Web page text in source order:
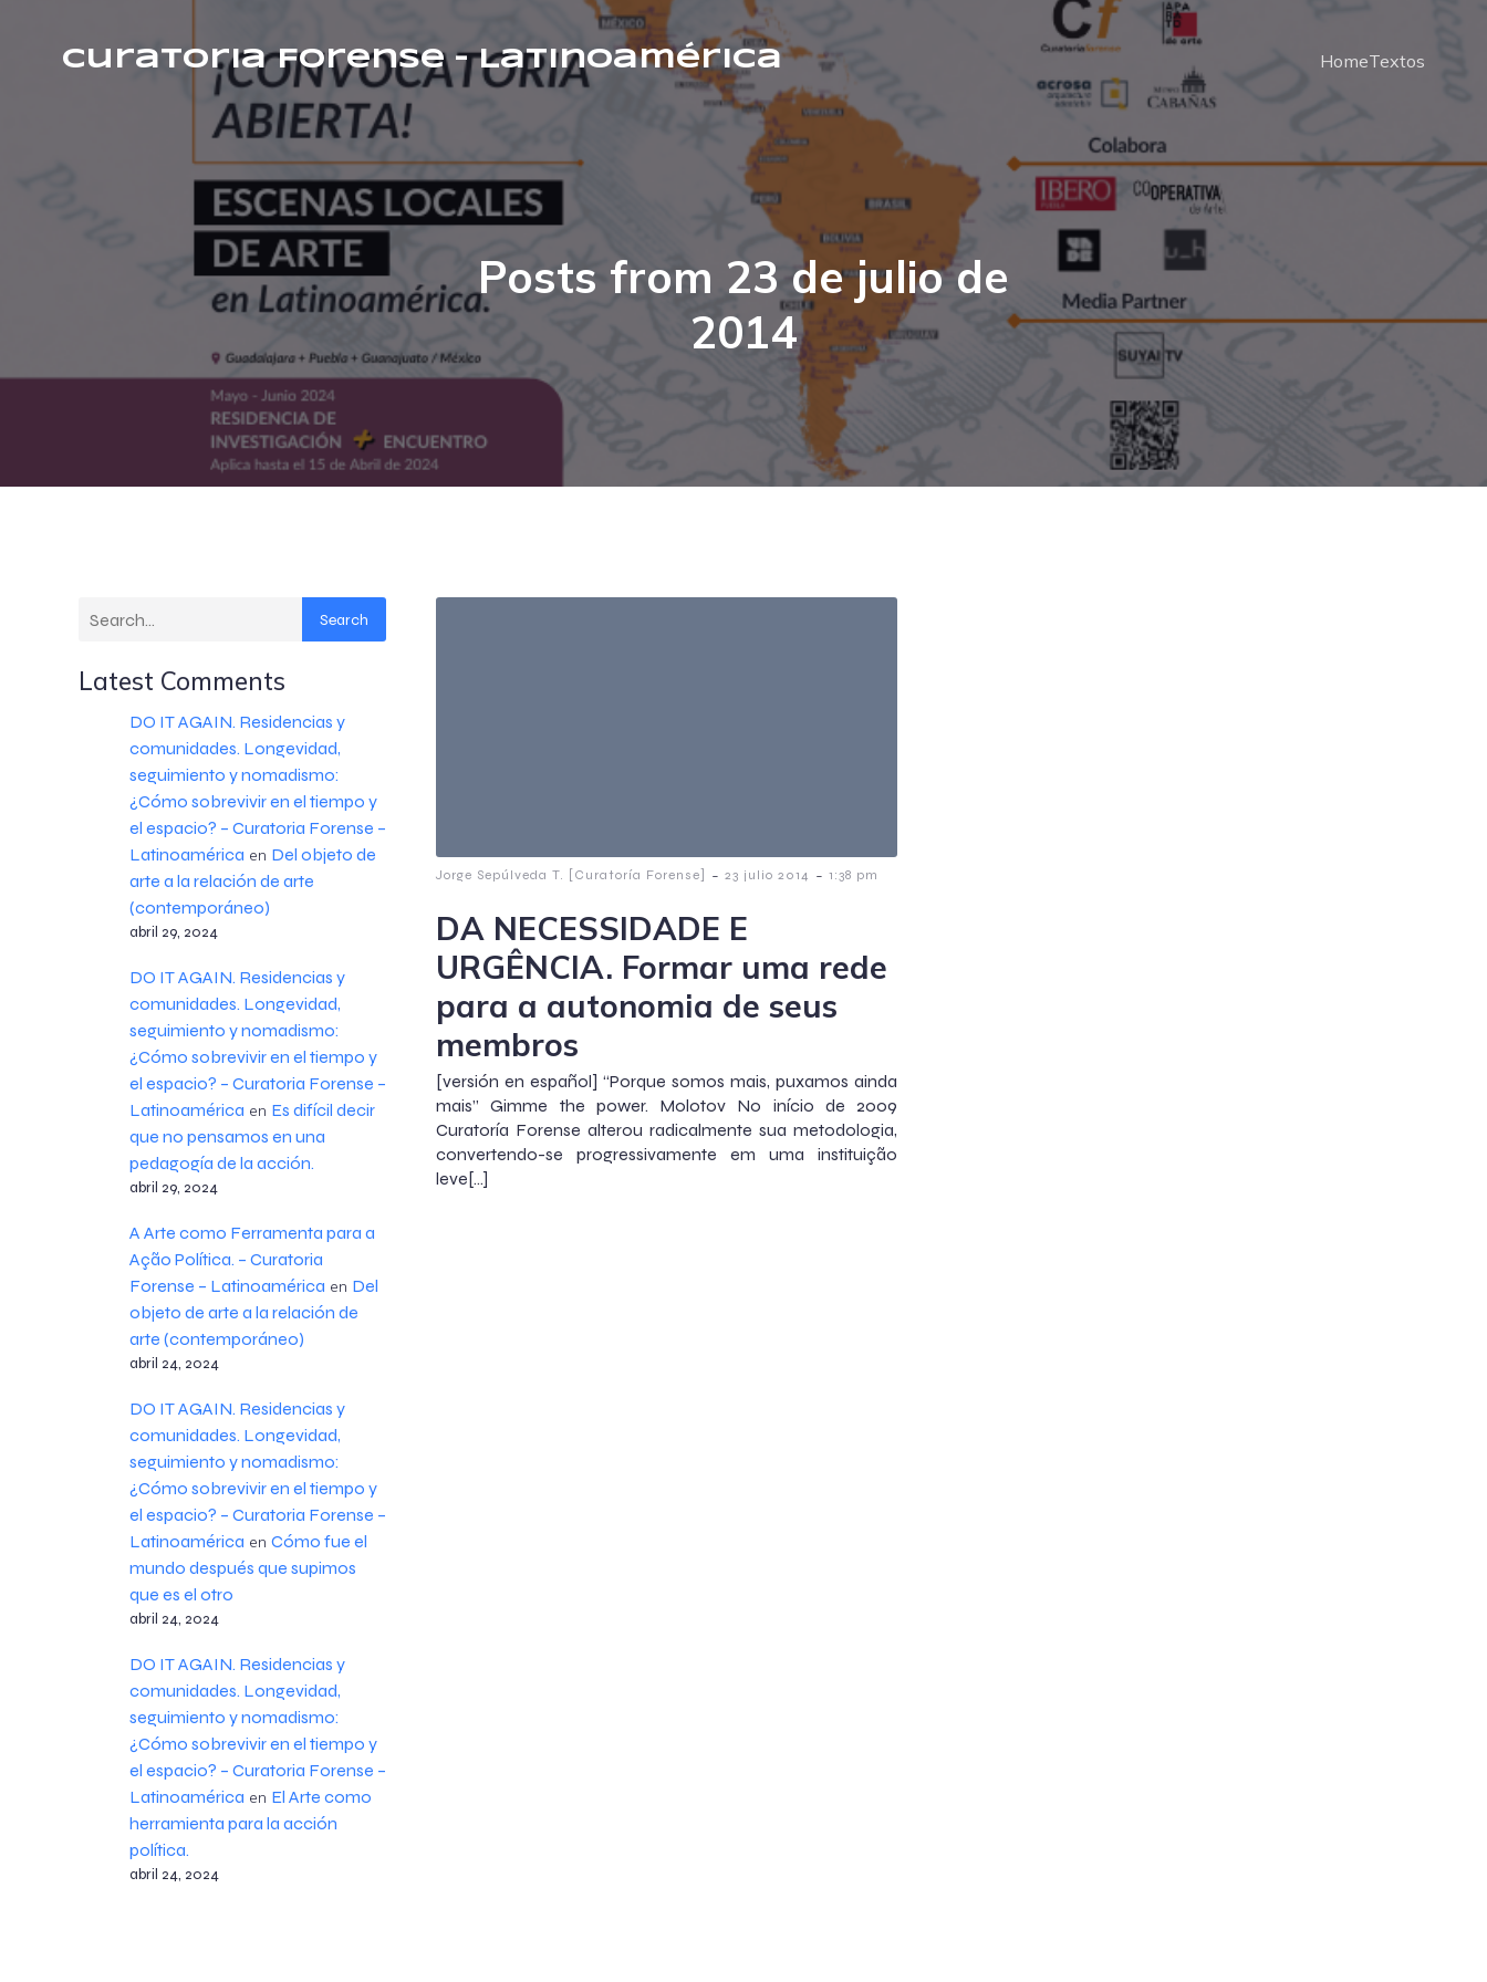
Curatoria Forense – Latinoamérica HomeTextos
Posts from 23 de julio de
2014
Search
Latest Comments
DO IT AGAIN. Residencias y
comunidades. Longevidad,
seguimiento y nomadismo:
¿Cómo sobrevivir en el tiempo y
el espacio? – Curatoria Forense –
Latinoamérica en Del objeto de
arte a la relación de arte
(contemporáneo)
abril 29, 2024
DO IT AGAIN. Residencias y
comunidades. Longevidad,
seguimiento y nomadismo:
¿Cómo sobrevivir en el tiempo y
el espacio? – Curatoria Forense –
Latinoamérica en Es difícil decir
que no pensamos en una
pedagogía de la acción.
abril 29, 2024
A Arte como Ferramenta para a
Ação Política. – Curatoria
Forense – Latinoamérica en Del
objeto de arte a la relación de
arte (contemporáneo)
abril 24, 2024
DO IT AGAIN. Residencias y
comunidades. Longevidad,
seguimiento y nomadismo:
¿Cómo sobrevivir en el tiempo y
el espacio? – Curatoria Forense –
Latinoamérica en Cómo fue el
mundo después que supimos
que es el otro
abril 24, 2024
DO IT AGAIN. Residencias y
comunidades. Longevidad,
seguimiento y nomadismo:
¿Cómo sobrevivir en el tiempo y
el espacio? – Curatoria Forense –
Latinoamérica en El Arte como
herramienta para la acción
política.
abril 24, 2024
Jorge Sepúlveda T. [Curatoría Forense] - 23 julio 2014 - 1:38 pm
DA NECESSIDADE E
URGÊNCIA. Formar uma rede
para a autonomia de seus
membros
[versión en español] “Porque somos mais, puxamos ainda
mais” Gimme the power. Molotov No início de 2009
Curatoría Forense alterou radicalmente sua metodologia,
convertendo-se progressivamente em uma instituição
leve[…]